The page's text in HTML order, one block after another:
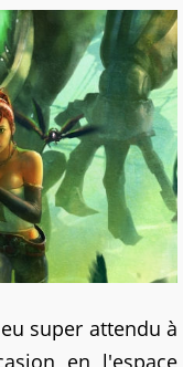
super attendu à
en l'espace